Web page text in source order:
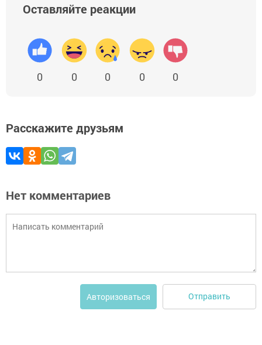
Оставляйте реакции
0 0 0 0 0
Расскажите друзьям
Нет комментариев
Авторизоваться Отправить